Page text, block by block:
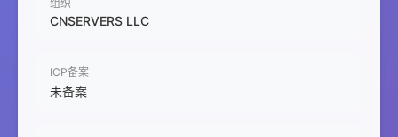
组织
CNSERVERS LLC
ICP备案
未备案